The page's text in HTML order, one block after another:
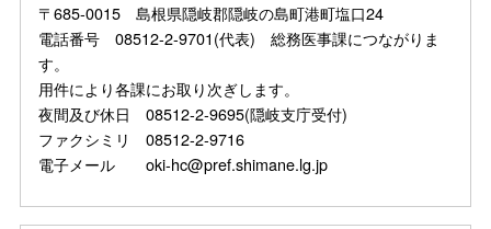
〒685-0015 島根県隠岐郡隠岐の島町港町塩口24
電話番号 08512-2-9701(代表) 総務医事課につながりま
す。
用件により各課にお取り次ぎします。
夜間及び休日 08512-2-9695(隠岐支庁受付)
ファクシミリ 08512-2-9716
電子メール oki-hc@pref.shimane.lg.jp